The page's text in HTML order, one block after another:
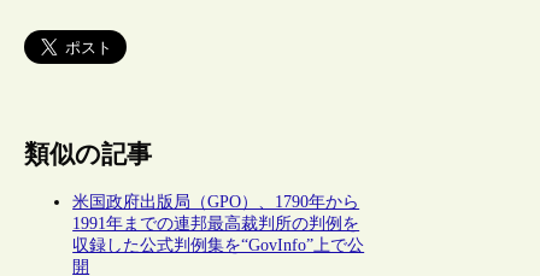
類似の記事
米国政府出版局（GPO）、1790年から
1991年までの連邦最高裁判所の判例を
収録した公式判例集を“GovInfo”上で公
開